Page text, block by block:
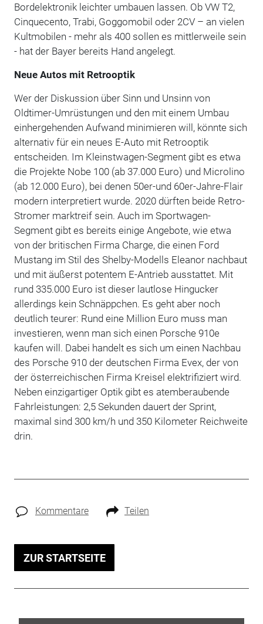
Bordelektronik leichter umbauen lassen. Ob VW T2,
Cinquecento, Trabi, Goggomobil oder 2CV – an vielen
Kultmobilen - mehr als 400 sollen es mittlerweile sein
- hat der Bayer bereits Hand angelegt.
Neue Autos mit Retrooptik
Wer der Diskussion über Sinn und Unsinn von
Oldtimer-Umrüstungen und den mit einem Umbau
einhergehenden Aufwand minimieren will, könnte sich
alternativ für ein neues E-Auto mit Retrooptik
entscheiden. Im Kleinstwagen-Segment gibt es etwa
die Projekte Nobe 100 (ab 37.000 Euro) und Microlino
(ab 12.000 Euro), bei denen 50er-und 60er-Jahre-Flair
modern interpretiert wurde. 2020 dürften beide Retro-
Stromer marktreif sein. Auch im Sportwagen-
Segment gibt es bereits einige Angebote, wie etwa
von der britischen Firma Charge, die einen Ford
Mustang im Stil des Shelby-Modells Eleanor nachbaut
und mit äußerst potentem E-Antrieb ausstattet. Mit
rund 335.000 Euro ist dieser lautlose Hingucker
allerdings kein Schnäppchen. Es geht aber noch
deutlich teurer: Rund eine Million Euro muss man
investieren, wenn man sich einen Porsche 910e
kaufen will. Dabei handelt es sich um einen Nachbau
des Porsche 910 der deutschen Firma Evex, der von
der österreichischen Firma Kreisel elektrifiziert wird.
Neben einzigartiger Optik gibt es atemberaubende
Fahrleistungen: 2,5 Sekunden dauert der Sprint,
maximal sind 300 km/h und 350 Kilometer Reichweite
drin.
Kommentare Teilen
ZUR STARTSEITE